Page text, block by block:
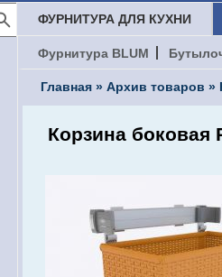
ФУРНИТУРА ДЛЯ КУХНИ
Фурнитура BLUM
Главная » Архив товаров »
Корзина боковая